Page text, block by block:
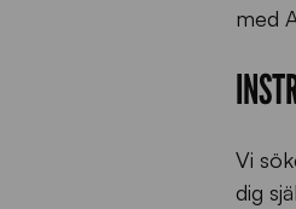
med
Vi
dig